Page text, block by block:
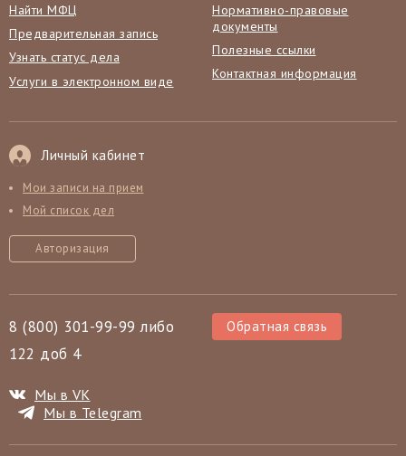
Найти МФЦ
Предварительная запись
Узнать статус дела
Услуги в электронном виде
Нормативно-правовые
документы
Полезные ссылки
Контактная информация
Личный кабинет
Мои записи на прием
Мой список дел
Авторизация
8 (800) 301-99-99 либо
122 доб 4
Обратная связь
Мы в VK
Мы в Telegram